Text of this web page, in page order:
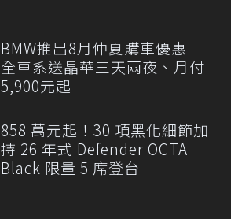
BMW推出8月仲夏購車優惠
全車系送晶華三天兩夜、月付
5,900元起
858 萬元起！30 項黑化細節加
持 26 年式 Defender OCTA
Black 限量 5 席登台